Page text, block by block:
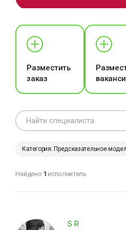
ГЕНИИ, ИЗМЕНИВШИЕ МИР
Не удерживай то,
уходит, и не
приходит. И тогда
счастье само найдёт
тебя.
Разместить
заказ
Категория: Предсказательное
Найдено 1 исполнитель
S R